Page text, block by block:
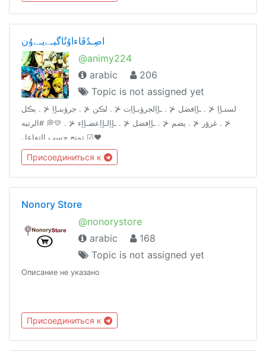
آصِـدُقَآءآوُتُآگيـﮯيـﮯوُن
@animy224
arabic
206
Topic is not assigned yet
لسنـإاِ ⊀ . ـإاِفضل ⊀ . ـإاِلجرؤبـإاِت ⊀ . لڪن ⊀ . جرؤبنـإاِ ⊀ . بڪل
⊀ . غرؤر ⊀ . يضم ⊀ . ـإاِفضل ⊀ . ـإاِلـإاِعضـإاِء ⊀ . 💛💭 #الرتبه
تمنح حسب التفاعل ☑❤
Присоединиться к
Nonory Store
@nonorystore
arabic
168
Topic is not assigned yet
Описание не указано
Присоединиться к